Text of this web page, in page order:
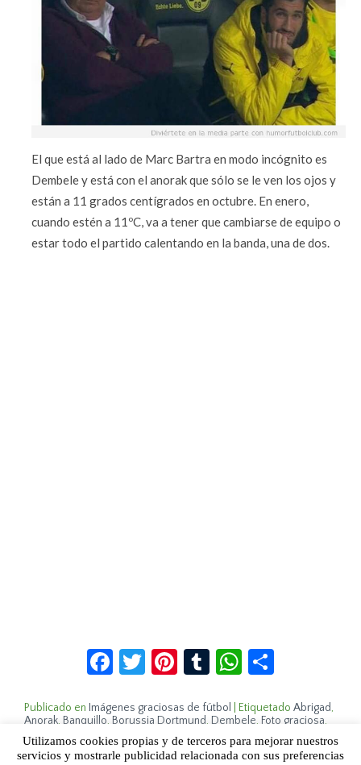
El que está al lado de Marc Bartra en modo incógnito es
Dembele y está con el anorak que sólo se le ven los ojos y
están a 11 grados centígrados en octubre. En enero,
cuando estén a 11ºC, va a tener que cambiarse de equipo o
estar todo el partido calentando en la banda, una de dos.
Facebook
Twitter
Pinterest
TumblrWhatsApp
Publicado en Imágenes graciosas de fútbol Etiquetado Abrigad,
Anorak, Banquillo, Borussia Dortmund, Dembele, Foto graciosa,
Utilizamos cookies propias y de terceros para mejorar nuestros
servicios y mostrarle publicidad relacionada con sus preferencias